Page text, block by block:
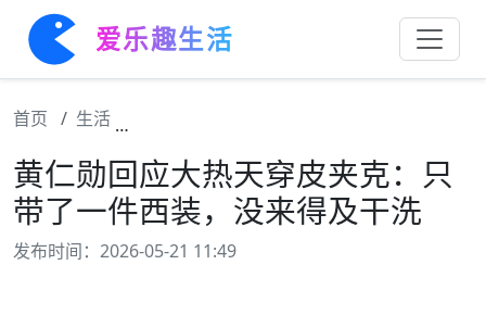
爱乐趣生活
首页 生活
黄仁勋回应大热天穿皮夹克：只
带了一件西装，没来得及干洗
发布时间：2026-05-21 11:49